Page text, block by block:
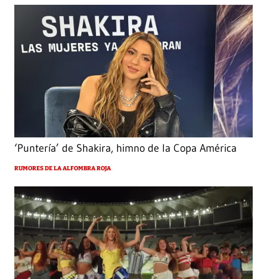
‘Puntería’ de Shakira, himno de la Copa América
RUMORES DE LA ALFOMBRA ROJA